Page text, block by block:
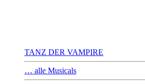
TANZ DER VAMPIRE
… alle Musicals